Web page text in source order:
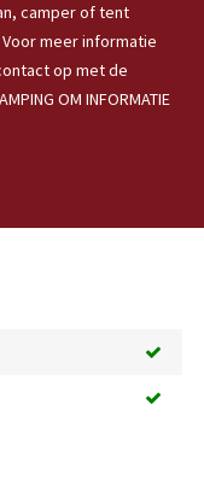
camper of tent
meer informatie
op met de
OM INFORMATIE